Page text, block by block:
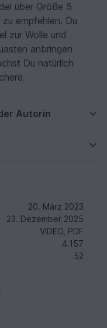
über Größe 5
empfehlen. Du
zur Wolle und
anbringen
Du natürlich
Autorin
20. März 2023
23. Dezember 2025
VIDEO, PDF
4.157
52